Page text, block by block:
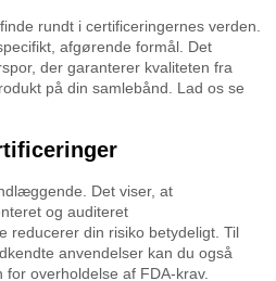
rundt i certificeringernes verden.
afgørende formål. Det
der garanterer kvaliteten fra
på din samlebånd. Lad os se
Det viser, at
og auditeret
reducerer din risiko betydeligt. Til
anvendelser kan du også
overholdelse af FDA-krav.